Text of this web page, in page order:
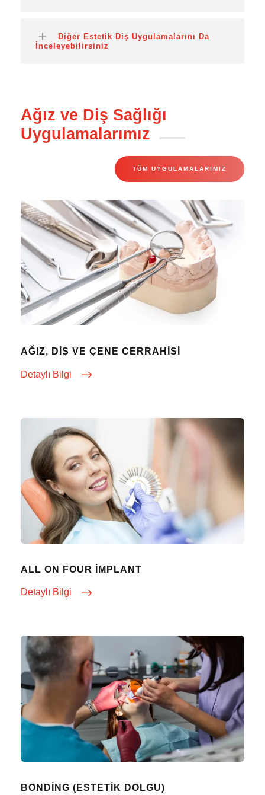
Diğer Estetik Diş Uygulamalarını Da
İnceleyebilirsiniz
Ağız ve Diş Sağlığı
Uygulamalarımız
TÜM UYGULAMALARIMIZ
AĞIZ, DIŞ VE ÇENE CERRAHISI
Detaylı Bilgi
ALL ON FOUR İMPLANT
Detaylı Bilgi
BONDING (ESTETIK DOLGU)